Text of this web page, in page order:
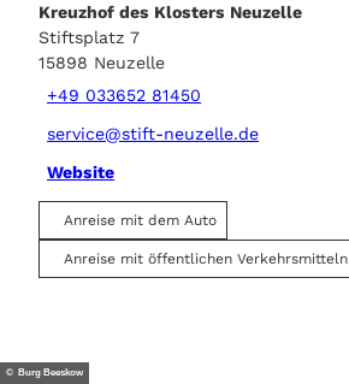
Kreuzhof des Klosters Neuzelle
Stiftsplatz 7
15898 Neuzelle
+49 033652 81450
service@stift-neuzelle.de
Website
Anreise mit dem Auto
Anreise mit öffentlichen Verkehrsmitteln
© Burg Beeskow